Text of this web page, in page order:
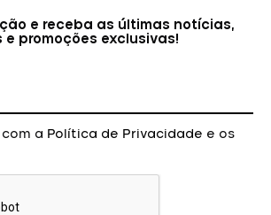
e receba as últimas notícias,
e promoções exclusivas!
a Política de Privacidade e os